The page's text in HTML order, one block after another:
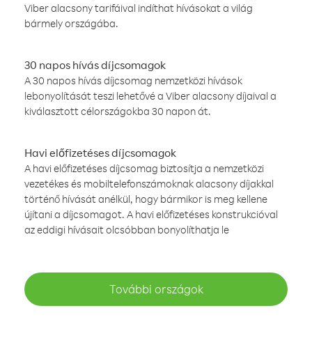
Viber alacsony tarifáival indíthat hívásokat a világ
bármely országába.
30 napos hívás díjcsomagok
A 30 napos hívás díjcsomag nemzetközi hívások
lebonyolítását teszi lehetővé a Viber alacsony díjaival a
kiválasztott célországokba 30 napon át.
Havi előfizetéses díjcsomagok
A havi előfizetéses díjcsomag biztosítja a nemzetközi
vezetékes és mobiltelefonszámoknak alacsony díjakkal
történő hívását anélkül, hogy bármikor is meg kellene
újítani a díjcsomagot. A havi előfizetéses konstrukcióval
az eddigi hívásait olcsóbban bonyolíthatja le
További országok